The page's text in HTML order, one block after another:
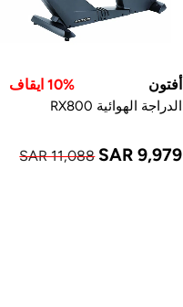
أفتون 10% ايقاف
الدراجة الهوائية RX800
SAR 11,088 SAR 9,979